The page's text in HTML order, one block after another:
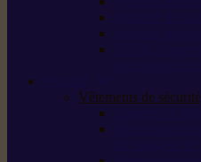
Vêtements de sécurité